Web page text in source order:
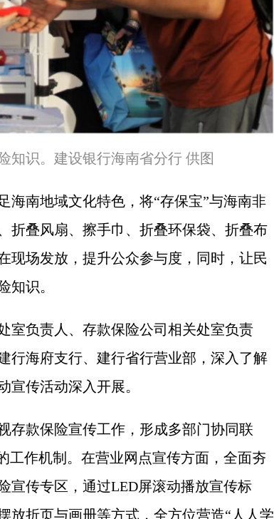
知识。建设银行海南省分行 供图
南地域文化特色，将“存保宝”与海南非
折叠风扇、擦手巾、折叠环保袋、折叠布
现场发放，提升公众参与度，同时，让民
知识。
负责人、存款保险公司相关处室负责
行海府支行、建行省行营业部，深入了解
宣传活动深入开展。
款保险宣传工作，形成多部门协同联
工作机制。在营业网点宣传方面，全面夯
宣传专区，通过LED屏滚动播放宣传标
放折页与画册等方式，全方位营造“人人学